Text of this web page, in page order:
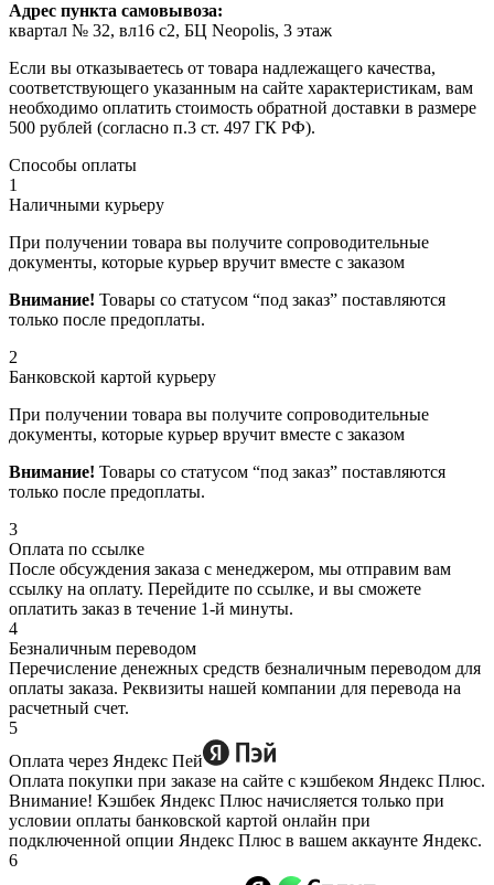
Адрес пункта самовывоза:
квартал № 32, вл16 с2, БЦ Neopolis, 3 этаж
Если вы отказываетесь от товара надлежащего качества,
соответствующего указанным на сайте характеристикам, вам
необходимо оплатить стоимость обратной доставки в размере
500 рублей (согласно п.3 ст. 497 ГК РФ).
Способы оплаты
1
Наличными курьеру
При получении товара вы получите сопроводительные
документы, которые курьер вручит вместе с заказом
Внимание! Товары со статусом “под заказ” поставляются
только после предоплаты.
2
Банковской картой курьеру
При получении товара вы получите сопроводительные
документы, которые курьер вручит вместе с заказом
Внимание! Товары со статусом “под заказ” поставляются
только после предоплаты.
3
Оплата по ссылке
После обсуждения заказа с менеджером, мы отправим вам
ссылку на оплату. Перейдите по ссылке, и вы сможете
оплатить заказ в течение 1-й минуты.
4
Безналичным переводом
Перечисление денежных средств безналичным переводом для
оплаты заказа. Реквизиты нашей компании для перевода на
расчетный счет.
5
Оплата через Яндекс Пей
Оплата покупки при заказе на сайте с кэшбеком Яндекс Плюс.
Внимание! Кэшбек Яндекс Плюс начисляется только при
условии оплаты банковской картой онлайн при
подключенной опции Яндекс Плюс в вашем аккаунте Яндекс.
6